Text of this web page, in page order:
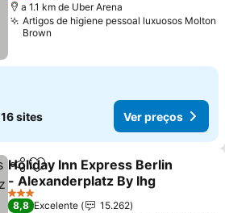
a 1.1 km de Uber Arena
Artigos de higiene pessoal luxuosos Molton
Brown
16 sites Ver preços
PartilharAdicionar aos favoritos
Holiday Inn Express Berlin
- Alexanderplatz By Ihg
3 Estrelas
8,8 Excelente
15.262